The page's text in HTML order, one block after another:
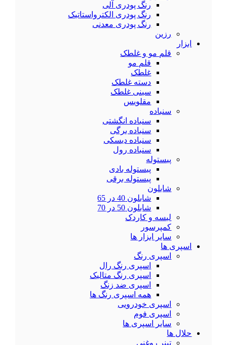
رنگ پودری آلی
رنگ پودری الکترواستاتیک
رنگ پودری معدنی
رزین
ابزار
قلم مو و غلطک
قلم مو
غلطک
دسته غلطک
سینی غلطک
مقلویس
سنباده
سنباده انگشتی
سنباده برگی
سنباده دیسکی
سنباده رول
پیستوله
پیستوله بادی
پیستوله برقی
شابلون
شابلون 40 در 65
شابلون 50 در 70
لیسه و کاردک
کمپرسور
سایر ابزار ها
اسپری ها
اسپری رنگ
اسپری رنگ رال
اسپری رنگ متالیک
اسپری ضد زنگ
همه اسپری رنگ ها
اسپری خودرویی
اسپری فوم
سایر اسپری ها
حلال ها
تینر روغنی